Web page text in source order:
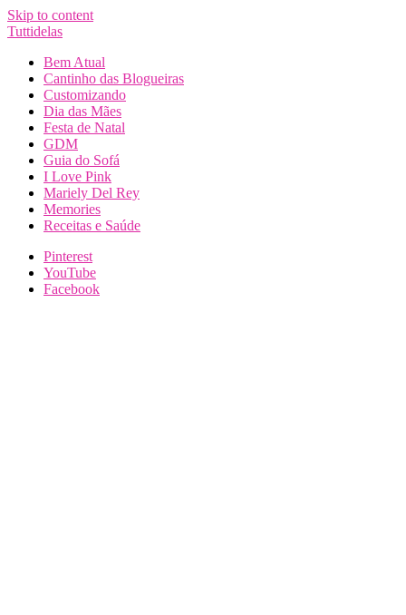
Skip to content
Tuttidelas
Bem Atual
Cantinho das Blogueiras
Customizando
Dia das Mães
Festa de Natal
GDM
Guia do Sofá
I Love Pink
Mariely Del Rey
Memories
Receitas e Saúde
Pinterest
YouTube
Facebook